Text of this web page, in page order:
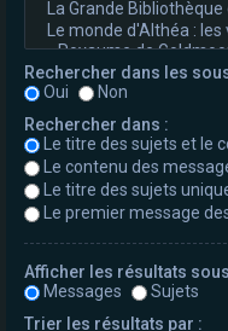
Rechercher dans les
Oui
Non
Rechercher dans :
Le titre des sujets et le
Le contenu des
Le titre des sujets
Le premier message
Afficher les résultats
Messages
Sujets
Trier les résultats par :